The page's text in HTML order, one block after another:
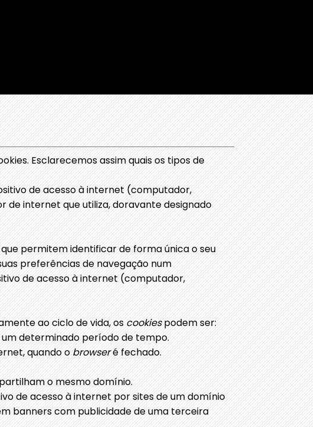
Esclarecemos assim quais os tipos de
de acesso à internet (computador,
de internet que utiliza, doravante designado
permitem identificar de forma única o seu
preferências de navegação num
de acesso à internet (computador,
ao ciclo de vida, oscookiespodem ser:
determinado período de tempo.
quando obrowseré fechado.
o mesmo domínio.
de acesso à internet por sites de um domínio
banners com publicidade de uma terceira